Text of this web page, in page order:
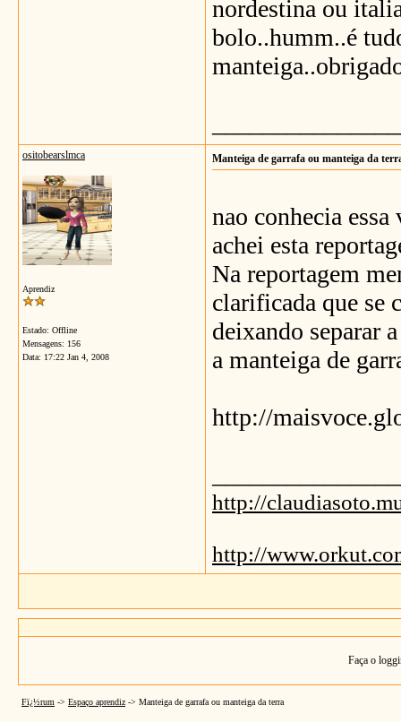
nordestina ou
bolo..humm..é
ositobearslmca
Aprendiz
Estado: Offline
Mensagens: 156
Data: 17:22 Jan 4, 2008
Manteiga de garrafa ou manteiga da
nao conhecia
achei esta
Na reportagem
clarificada que se
deixando separar
a manteiga de
http://
http://
http://
Faça o
Fï¿½rum -> Espaço aprendiz -> Manteiga de garrafa ou manteiga da terra